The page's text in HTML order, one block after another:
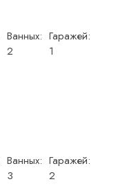
Ванных:
2
Гаражей:
1
Ванных:
3
Гаражей:
2